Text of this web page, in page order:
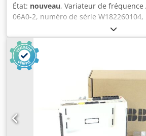
État: nouveau, Variateur de fréquence
06A0-2, numéro de série
d'origine ouvert, 100 % fonctionnel,
conforme aux photos. Dsdpfezn D T